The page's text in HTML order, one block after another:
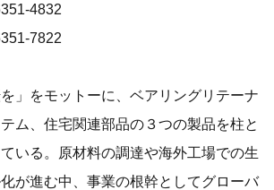
4832
7822
を」をモットーに、ベアリングリテーナ
ム、住宅関連部品の３つの製品を柱と
いる。原材料の調達や海外工場での生
が進む中、事業の根幹としてグローバ